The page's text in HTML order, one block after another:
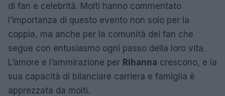
di fan e celebrità. Molti hanno commentato
l’importanza di questo evento non solo per la
coppia, ma anche per la comunità dei fan che
segue con entusiasmo ogni passo della loro vita.
L’amore e l’ammirazione per Rihanna crescono, e la
sua capacità di bilanciare carriera e famiglia è
apprezzata da molti.